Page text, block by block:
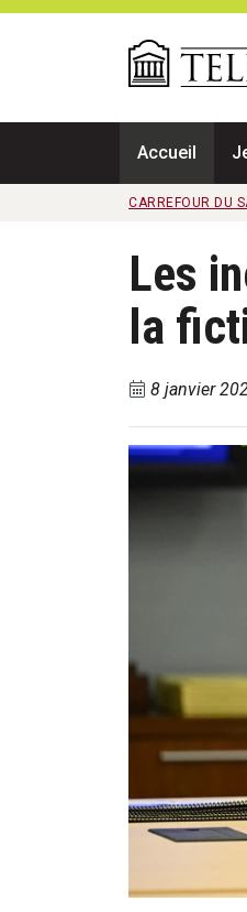
Passer au contenu principal
Accueil
CARREFOUR DU
Les
la
8 janvier